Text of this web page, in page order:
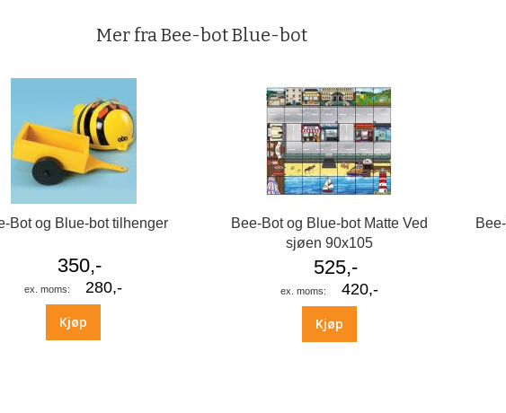
Mer fra Bee-bot Blue-bot
Bot og Blue-bot tilhenger
350,-
280,-
Kjøp
Bee-Bot og Blue-bot Matte Ved
sjøen 90x105
525,-
420,-
Kjøp